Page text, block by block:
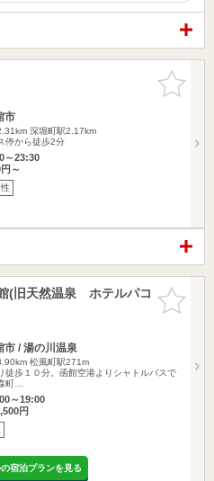
お気に入
りに追加
市
深堀町駅2.17km
停から徒歩2分
～23:30
～
お気に入
りに追加
(旧天然温泉 ホテルパコ
市 / 湯の川温泉
松風町駅271m
徒歩１０分。函館空港よりシャトルバスで
町…
～19:00
円
宿泊プランを見る